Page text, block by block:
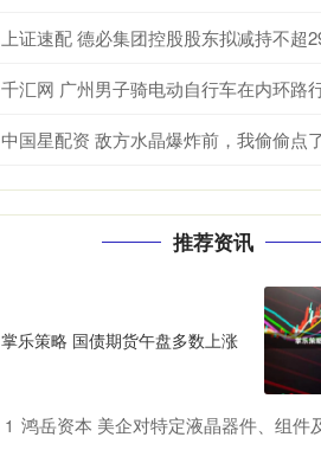
上证速配 德必集团控股股东拟减持不超
推荐资讯
掌乐策略 国债期货午盘多数上涨
1 鸿岳资本 美企对特定液晶器件、组件及其下游产品提起337调查申请，